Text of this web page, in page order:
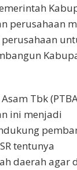
perusahaan
Tbk
ini menjadi
tentunya
daerah agar